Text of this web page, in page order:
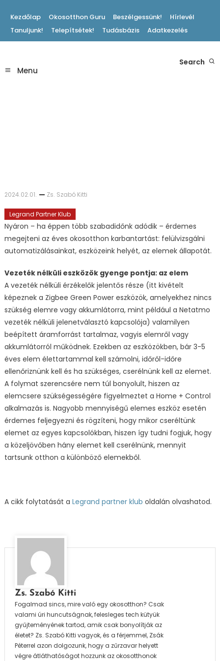
Content
Kezdőlap Okosotthon Guru Beszélgessünk!
Hírlevél
Tanuljunk!
Telepítsétek! Tudásbázis Adatkezelés
Okosotthon Blog
Menu
Search
2024.02.01. Zs. Szabó Kitti
Legrand Partner Klub
Nyáron – ha éppen több szabadidőnk adódik – érdemes
megejteni az éves okosotthon karbantartást: felülvizsgálni
automatizálásainkat, eszközeink helyét, az elemek állapotát.
Vezeték nélküli eszközök gyenge pontja: az elem
A vezeték nélküli érzékelők jelentős része (itt kivételt
képeznek a Zigbee Green Power eszközök, amelyekhez nincs
szükség elemre vagy akkumlátorra, mint például a Netatmo
vezeték nélküli jelenetválasztó kapcsolója) valamilyen
beépített áramforrást tartalmaz, vagyis elemről vagy
akkumlátorról működnek. Ezekben az eszközökben, bár 3-5
éves elem élettartammal kell számolni, időről-időre
ellenőriznünk kell és ha szükséges, cserélnünk kell az elemet.
A folymat szerencsére nem túl bonyolult, hiszen az
elemcsere szükségességére figyelmeztet a Home + Control
alkalmazás is. Nagyobb mennyiségű elemes eszköz esetén
érdemes feljegyezni és rögzíteni, hogy mikor cseréltünk
elemet az egyes kapcsolókban, hiszen így tudni fogjuk, hogy
a közeljövőben hány elemet kell cserélnünk, mennyit
tartsunk otthon a különböző elemekből.
A cikk folytatását a Legrand partner klub oldalán olvashatod.
Zs. Szabó Kitti
Fogalmad sincs, mire való egy okosotthon? Csak
valami úri huncutságnak, felesleges tech kütyük
gyűjteményének tartod, amik csak bonyolítják az
életet? Zs. Szabó Kitti vagyok, és a férjemmel, Zsák
Péterrel azon dolgozunk, hogy a zűrzavar helyett
végre átláthatóságot hozzunk az okosotthonok